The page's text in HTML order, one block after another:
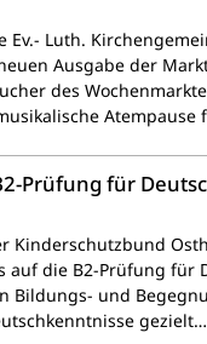
Ev.- Luth.
Ausgabe der
des
Atempause
Prüfung für
Kinderschutzbund
die B2-Prüfung für
Bildungs- und
gezielt…